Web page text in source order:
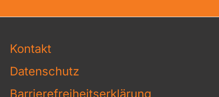
Kontakt
Datenschutz
Barrierefreiheitserklärung